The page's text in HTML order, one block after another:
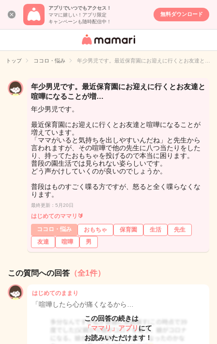
アプリでいつでもアクセス！
ママに嬉しい！アプリ限定
キャンペーンも随時配信中！
無料ダウンロード
女性専用匿名QA
イト
トップ ココロ・悩み 年少男児です。最近保育園にお迎えに行くとお友達と…
年少男児です。最近保育園にお迎えに行くとお友達と
喧嘩になることが増…
年少男児です。
最近保育園にお迎えに行くとお友達と喧嘩になることが
増えています。
「ママがいると気持ちを出しやすいんだね」と先生から
言われますが、その喧嘩で他の先生に八つ当たりをした
り、持ってたおもちゃを投げるので本当に困ります。
普段の園生活では見られない姿らしいです。
どう声かけしていくのが良いのでしょうか。
普段はものすごく喋る方ですが、怒ると全く喋らなくな
ります。
最終更新：5月20日
はじめてのママリ🔰
ココロ・悩み
おもちゃ 保育園 生活
先生
友達
喧嘩 男
この質問への回答 （全1件）
はじめてのままり
「喧嘩したら心が痛くなるから…
この回答の続きは
「ママリ」アプリ にて
お読みいただけます！